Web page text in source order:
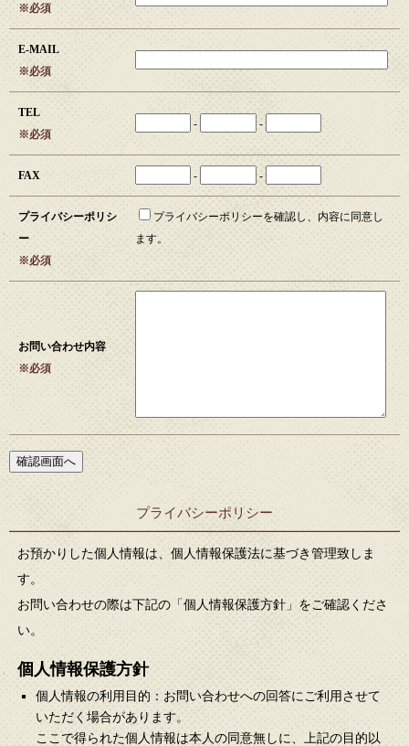
※必須
E-MAIL
※必須
TEL
※必須
- -
FAX - -
プライバシーポリシ
ー
※必須
プライバシーポリシーを確認し、内容に同意し
ます。
お問い合わせ内容
※必須
プライバシーポリシー
お預かりした個人情報は、個人情報保護法に基づき管理致しま
す。
お問い合わせの際は下記の「個人情報保護方針」をご確認くださ
い。
個人情報保護方針
個人情報の利用目的：お問い合わせへの回答にご利用させて
いただく場合があります。
ここで得られた個人情報は本人の同意無しに、上記の目的以